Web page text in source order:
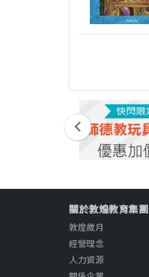
關於敦煌教育集團
敦煌歲月
經營理念
人力資源